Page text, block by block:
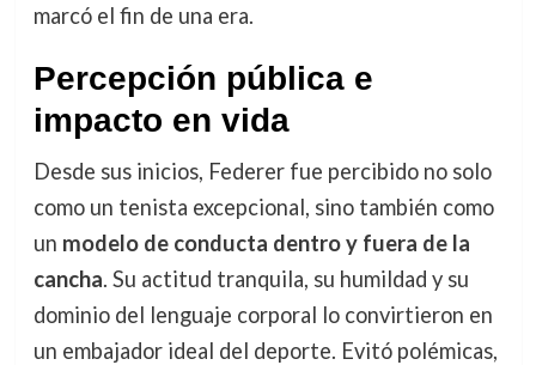
marcó el fin de una era.
Percepción pública e
impacto en vida
Desde sus inicios, Federer fue percibido no solo
como un tenista excepcional, sino también como
un modelo de conducta dentro y fuera de la
cancha. Su actitud tranquila, su humildad y su
dominio del lenguaje corporal lo convirtieron en
un embajador ideal del deporte. Evitó polémicas,